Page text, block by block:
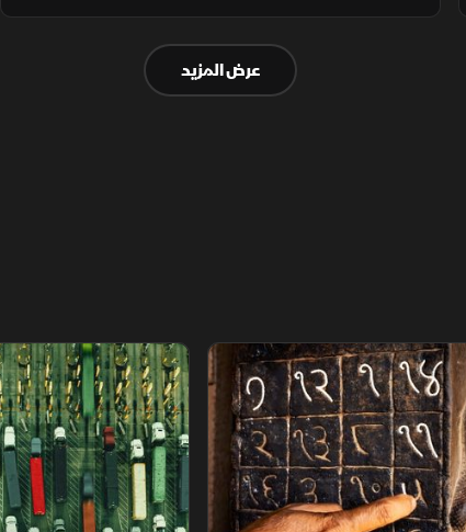
النفط يتراجع دون 96 دولار للبرميل رغم مكاسبه
الأسبوعية، فيما يستقر الذهب ترقباً للتطورات
الجيوسياسية والفائدة.عرض المزيد
سلاسل الاستهلاك